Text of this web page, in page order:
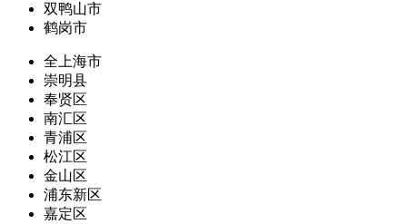
双鸭山市
鹤岗市
全上海市
崇明县
奉贤区
南汇区
青浦区
松江区
金山区
浦东新区
嘉定区